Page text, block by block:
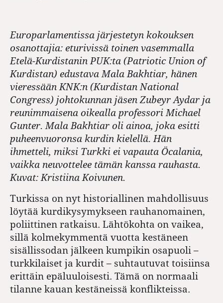
Europarlamentissa järjestetyn kokouksen
osanottajia: eturivissä toinen vasemmalla
Etelä-Kurdistanin PUK:ta (Patriotic Union of
Kurdistan) edustava Mala Bakhtiar, hänen
vieressään KNK:n (Kurdistan National
Congress) johtokunnan jäsen Zubeyr Aydar ja
reunimmaisena oikealla professori Michael
Gunter. Mala Bakhtiar oli ainoa, joka esitti
puheenvuoronsa kurdin kielellä. Hän
ihmetteli, miksi Turkki ei vapauta Öcalania,
vaikka neuvottelee tämän kanssa rauhasta.
Kuvat: Kristiina Koivunen.
Turkissa on nyt historiallinen mahdollisuus
löytää kurdikysymykseen rauhanomainen,
poliittinen ratkaisu. Lähtökohta on vaikea,
sillä kolmekymmentä vuotta kestäneen
sisällissodan jälkeen kumpikin osapuoli –
turkkilaiset ja kurdit – suhtautuvat toisiinsa
erittäin epäluuloisesti. Tämä on normaali
tilanne kauan kestäneissä konflikteissa.